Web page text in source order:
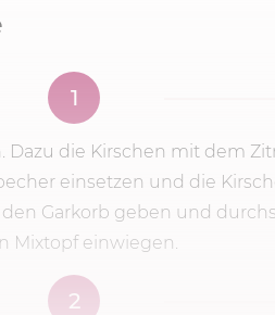
1
Dazu die Kirschen mit dem
einsetzen und die
den Garkorb geben und
Mixtopf einwiegen.
2